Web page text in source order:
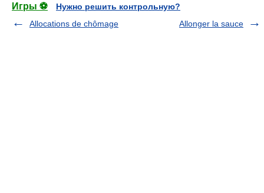
Игры ⚽
Нужно решить контрольную?
Allocations de chômage
Allonger la sauce